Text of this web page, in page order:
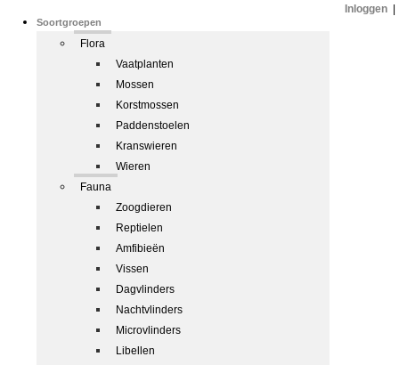
Soortgroepen
Flora
Vaatplanten
Mossen
Korstmossen
Paddenstoelen
Kranswieren
Wieren
Fauna
Zoogdieren
Reptielen
Amfibieën
Vissen
Dagvlinders
Nachtvlinders
Microvlinders
Libellen
Inloggen